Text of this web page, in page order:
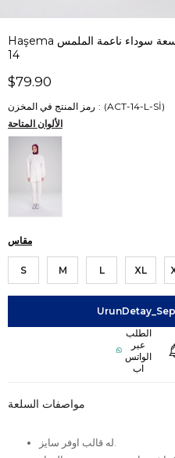
Haşema سترة يومية كلاسيكية بقصة واسعة سوداء ناعمة الملمس ACT-
14
$79.90
رمز المنتج في المخزن
(ACT-14-L-Sİ)
الألوان المتاحة
مقاس
S M L XL
مواصفات السلعة